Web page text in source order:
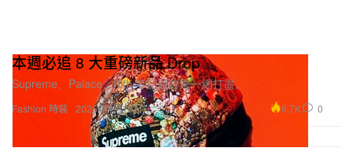
Fashion 時裝
本週必追 8 大重磅新品 Drop
Supreme、Palace、Kith 等話題聯乘一網打盡。
2026年4月15日 9.7K 0